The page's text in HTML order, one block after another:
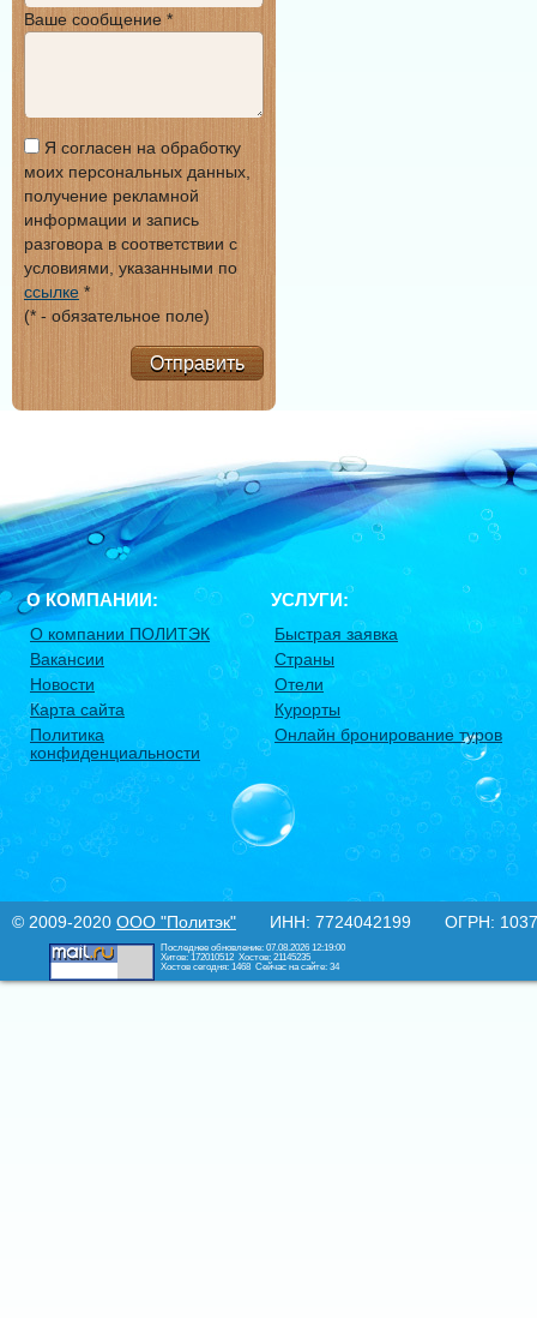
Ваше сообщение *
Я согласен на обработку
моих персональных данных,
получение рекламной
информации и запись
разговора в соответствии с
условиями, указанными по
ссылке *
(* - обязательное поле)
Отправить
О КОМПАНИИ:
О компании ПОЛИТЭК
Вакансии
Новости
Карта сайта
Политика
конфиденциальности
УСЛУГИ:
Быстрая заявка
Страны
Отели
Курорты
Онлайн бронирование туров
© 2009-2020 ООО "Политэк" ИНН: 7724042199 ОГРН:
Последнее обновление: 07.08.2026 12:19:00
Хитов: 172010512 Хостов: 21145235
Хостов сегодня: 1468 Сейчас на сайте: 34